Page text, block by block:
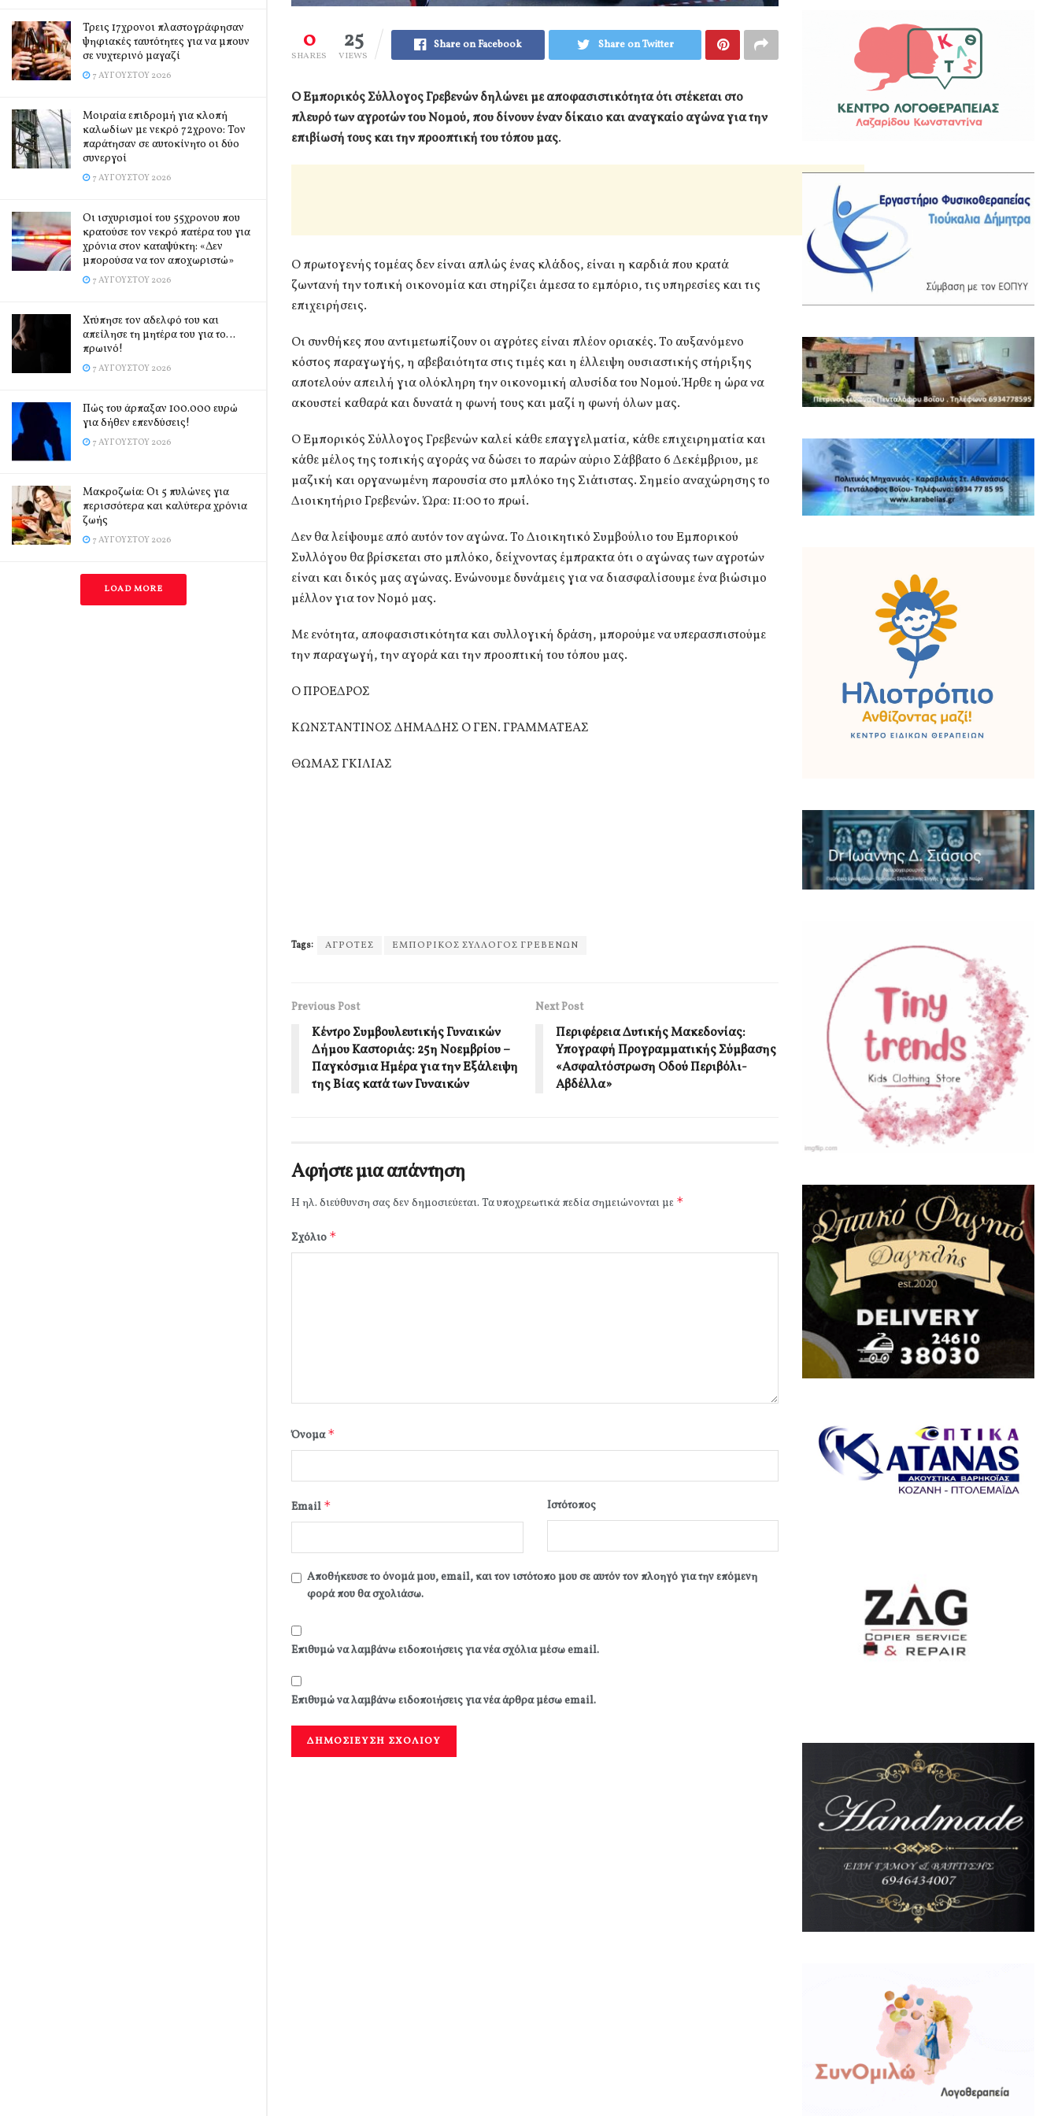
Τρεις 17χρονοι πλαστογράφησαν
ψηφιακές ταυτότητες για να μπουν
σε νυχτερινό μαγαζί
7 ΑΥΓΟΎΣΤΟΥ 2026
Μοιραία επιδρομή για κλοπή
καλωδίων με νεκρό 72χρονο: Τον
παράτησαν σε αυτοκίνητο οι δύο
συνεργοί
7 ΑΥΓΟΎΣΤΟΥ 2026
Οι ισχυρισμοί του 55χρονου που
κρατούσε τον νεκρό πατέρα του για
χρόνια στον καταψύκτη: «Δεν
μπορούσα να τον αποχωριστώ»
7 ΑΥΓΟΎΣΤΟΥ 2026
Χτύπησε τον αδελφό του και
απείλησε τη μητέρα του για το…
πρωινό!
7 ΑΥΓΟΎΣΤΟΥ 2026
Πώς του άρπαξαν 100.000 ευρώ
για δήθεν επενδύσεις!
7 ΑΥΓΟΎΣΤΟΥ 2026
Mακροζωία: Οι 5 πυλώνες για
περισσότερα και καλύτερα χρόνια
ζωής
7 ΑΥΓΟΎΣΤΟΥ 2026
LOAD MORE
0
SHARES
25
VIEWS
Share on Facebook Share on Twitter
Ο Εμπορικός Σύλλογος Γρεβενών δηλώνει με αποφασιστικότητα ότι στέκεται στο
πλευρό των αγροτών του Νομού, που δίνουν έναν δίκαιο και αναγκαίο αγώνα για την
επιβίωσή τους και την προοπτική του τόπου μας.
Ο πρωτογενής τομέας δεν είναι απλώς ένας κλάδος, είναι η καρδιά που κρατά
ζωντανή την τοπική οικονομία και στηρίζει άμεσα το εμπόριο, τις υπηρεσίες και τις
επιχειρήσεις.
Οι συνθήκες που αντιμετωπίζουν οι αγρότες είναι πλέον οριακές. Το αυξανόμενο
κόστος παραγωγής, η αβεβαιότητα στις τιμές και η έλλειψη ουσιαστικής στήριξης
αποτελούν απειλή για ολόκληρη την οικονομική αλυσίδα του Νομού. Ήρθε η ώρα να
ακουστεί καθαρά και δυνατά η φωνή τους και μαζί η φωνή όλων μας.
Ο Εμπορικός Σύλλογος Γρεβενών καλεί κάθε επαγγελματία, κάθε επιχειρηματία και
κάθε μέλος της τοπικής αγοράς να δώσει το παρών αύριο Σάββατο 6 Δεκέμβριου, με
μαζική και οργανωμένη παρουσία στο μπλόκο της Σιάτιστας. Σημείο αναχώρησης το
Διοικητήριο Γρεβενών. Ώρα: 11:00 το πρωί.
Δεν θα λείψουμε από αυτόν τον αγώνα. Το Διοικητικό Συμβούλιο του Εμπορικού
Συλλόγου θα βρίσκεται στο μπλόκο, δείχνοντας έμπρακτα ότι ο αγώνας των αγροτών
είναι και δικός μας αγώνας. Ενώνουμε δυνάμεις για να διασφαλίσουμε ένα βιώσιμο
μέλλον για τον Νομό μας.
Με ενότητα, αποφασιστικότητα και συλλογική δράση, μπορούμε να υπερασπιστούμε
την παραγωγή, την αγορά και την προοπτική του τόπου μας.
Ο ΠΡΟΕΔΡΟΣ
ΚΩΝΣΤΑΝΤΙΝΟΣ ΔΗΜΑΔΗΣ Ο ΓΕΝ. ΓΡΑΜΜΑΤΕΑΣ
ΘΩΜΑΣ ΓΚΙΛΙΑΣ
Tags: ΑΓΡΟΤΕΣ ΕΜΠΟΡΙΚΟΣ ΣΥΛΛΟΓΟΣ ΓΡΕΒΕΝΩΝ
Previous Post
Κέντρο Συμβουλευτικής Γυναικών
Δήμου Καστοριάς: 25η Νοεμβρίου –
Παγκόσμια Ημέρα για την Εξάλειψη
της Βίας κατά των Γυναικών
Next Post
Περιφέρεια Δυτικής Μακεδονίας:
Υπογραφή Προγραμματικής Σύμβασης
«Ασφαλτόστρωση Οδού Περιβόλι-
Αβδέλλα»
Αφήστε μια απάντηση
Η ηλ. διεύθυνση σας δεν δημοσιεύεται. Τα υποχρεωτικά πεδία σημειώνονται με *
Σχόλιο *
Όνομα*
Email * Ιστότοπος
Αποθήκευσε το όνομά μου, email, και τον ιστότοπο μου σε αυτόν τον πλοηγό για την επόμενη
φορά που θα σχολιάσω.
Επιθυμώ να λαμβάνω ειδοποιήσεις για νέα σχόλια μέσω email.
Επιθυμώ να λαμβάνω ειδοποιήσεις για νέα άρθρα μέσω email.